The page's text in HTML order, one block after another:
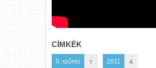
CÍMKÉK
0. szűrés 1 2011 4